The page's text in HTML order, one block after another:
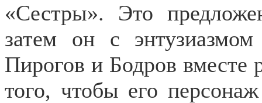
«Сестры». Это
затем он с
Пирогов и Бодров вместе
того, чтобы его